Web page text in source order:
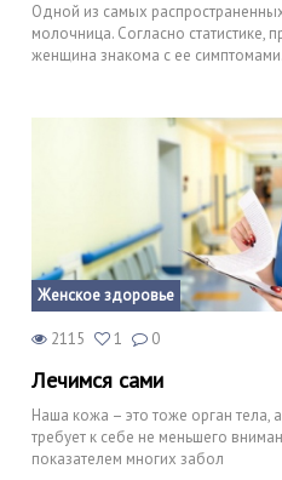
Одной из самых
молочница. Согласно статистике,
женщина знакома с ее
Женское здоровье
2115 1 0
Лечимся сами
Наша кожа – это тоже орган тела,
требует к себе не меньшего
показателем многих забол